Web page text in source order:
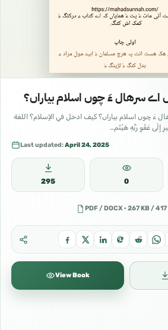
اے سرهال ءَ چوں اسلام بیاراں؟
ءَ چوں اسلام بیاراں؟ كيف ادخل في الإسلام؟ اللغة
إِلَى عَفْوِ رَبِّهِ هَيْثَم…
Last updated:April 24, 2025
295 0
PDF / DOCX · 267 KB / 417
View Book